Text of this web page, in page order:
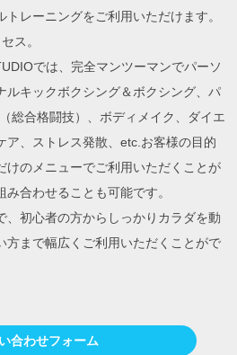
レーニングをご利用いただけます。
ス。
では、完全マンツーマンでパーソ
ルキックボクシング＆ボクシング、パ
総合格闘技）、ボディメイク、ダイエ
ア、ストレス発散、etc.お客様の目的
けのメニューでご利用いただくことが
合わせることも可能です。
、初心者の方からしっかりカラダを動
方まで幅広くご利用いただくことがで
合わせフォーム